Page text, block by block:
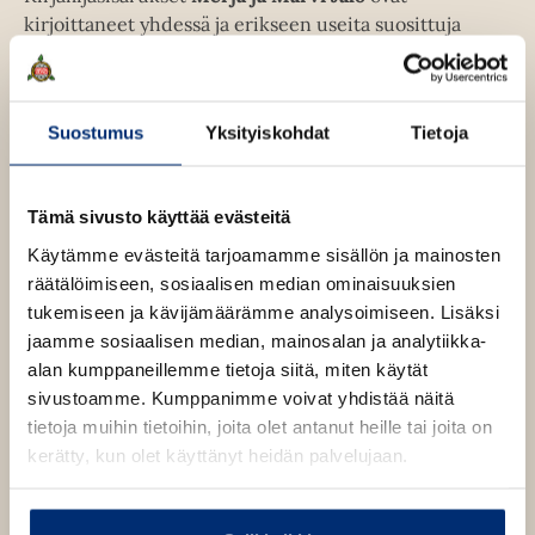
Suostumus Yksityiskohdat Tietoja
Tämä sivusto käyttää evästeitä
Käytämme evästeitä tarjoamamme sisällön ja mainosten
räätälöimiseen, sosiaalisen median ominaisuuksien
tukemiseen ja kävijämäärämme analysoimiseen. Lisäksi
jaamme sosiaalisen median, mainosalan ja analytiikka-
alan kumppaneillemme tietoja siitä, miten käytät
sivustoamme. Kumppanimme voivat yhdistää näitä
tietoja muihin tietoihin, joita olet antanut heille tai joita on
kerätty, kun olet käyttänyt heidän palvelujaan.
kirjoittaneet yhdessä ja erikseen useita suosittuja
hevos- ja koirasarjoja, kuten Jesse –koirakirjat sekä
Nummelan ponitalli –hevoskirjat.
Reetta Niemensivu
on lastenkirjakuvittaja ja
Helmin IceLove- ja Bella-sarjoja.
Marvi Jalo
Lue lisää tekijästä
M
a
r
i
J
a
l
Merja Jalo
Lue lisää tekijästä
e